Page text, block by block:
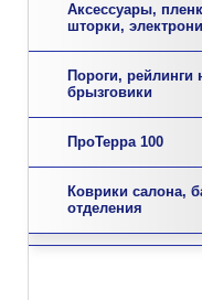
Аксессуары,
шторки,
Пороги, рейлинги
брызговики
ПроТерра 100
Коврики салона,
отделения